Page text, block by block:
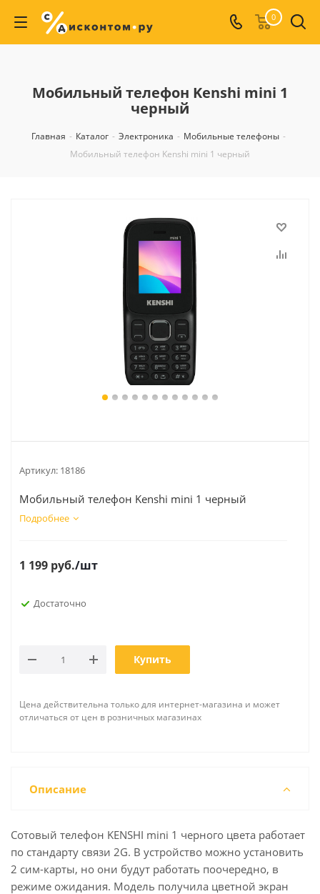
0
Мобильный телефон Kenshi mini 1
черный
Главная - Каталог - Электроника - Мобильные телефоны -
Мобильный телефон Kenshi mini 1 черный
Артикул: 18186
Мобильный телефон Kenshi mini 1 черный
Подробнее
1 199 руб./шт
Достаточно
Купить
Цена действительна только для интернет-магазина и может
отличаться от цен в розничных магазинах
Описание
Сотовый телефон KENSHI mini 1 черного цвета работает
по стандарту связи 2G. В устройство можно установить
2 сим-карты, но они будут работать поочередно, в
режиме ожидания. Модель получила цветной экран